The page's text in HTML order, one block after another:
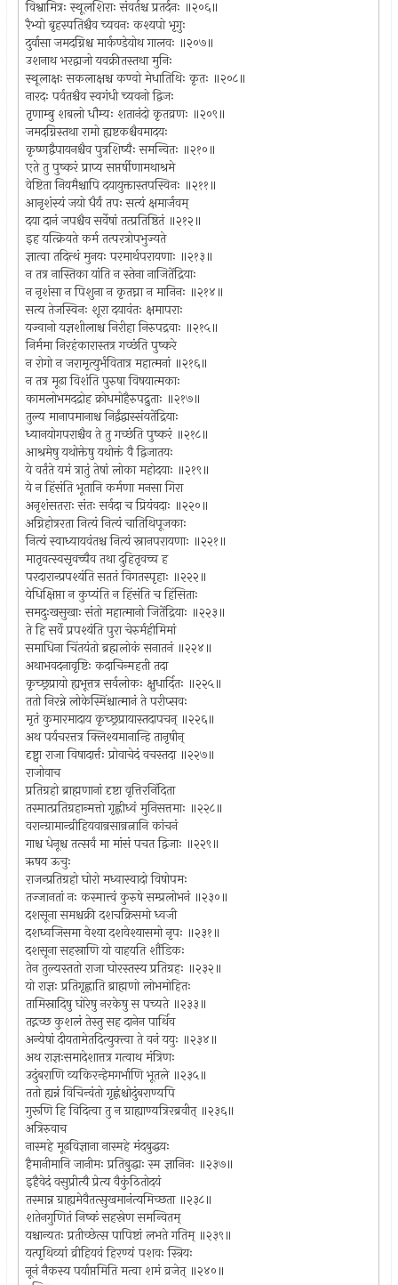
विश्वामित्रः स्थूलशिराः संवर्तश्च प्रतर्दनः ॥२०६॥
रैभ्यो बृहस्पतिश्चैव च्यवनः कश्यपो भृगुः
दुर्वासा जमदग्निश्च मार्कण्डेयोथ गालवः ॥२०७॥
उशनाथ भरद्वाजो यवक्रीतस्तथा मुनिः
स्थूलाक्षः सकलाक्षश्च कण्वो मेधातिथिः कृतः ॥२०८॥
नारदः पर्वतश्चैव स्वगंधी च्यवनो द्विजः
तृणाम्बु शबलो धौम्यः शतानंदो कृतव्रणः ॥२०९॥
जमदग्निस्तथा रामो ह्यष्टकश्चैवमादयः
कृष्णद्वैपायनश्चैव पुत्रशिष्यैः समन्वितः ॥२१०॥
एते तु पुष्करं प्राप्य सप्तर्षीणामथाश्रमे
वेष्टिता नियमैश्चापि दयायुक्तास्तपस्विनः ॥२११॥
आनृशंस्यं जयो धैर्यं तपः सत्यं क्षमार्जवम्
दया दानं जपश्चैव सर्वेषां तत्प्रतिष्ठितं ॥२१२॥
इह यत्क्रियते कर्म तत्परत्रोपभुज्यते
ज्ञात्वा तदित्त्थं मुनयः परमार्थपरायणाः ॥२१३॥
न तत्र नास्तिका यांति न स्तेना नाजितेंद्रियाः
न नृशंसा न पिशुना न कृतघ्ना न मानिनः ॥२१४॥
सत्य तेजस्विनः शूरा दयावंतः क्षमापराः
यज्वानो यज्ञशीलाश्च निरीहा निरुपद्रवाः ॥२१५॥
निर्ममा निरहंकारास्तत्र गच्छंति पुष्करे
न रोगो न जरामृत्युर्भवितात्र महात्मनां ॥२१६॥
न तत्र मूढा विशंति पुरुषा विषयात्मकाः
कामलोभमदद्रोह क्रोधमोहैरुपद्रुताः ॥२१७॥
तुल्य मानापमानाश्च निर्द्वंद्वास्संयतेंद्रियाः
ध्यानयोगपराश्चैव ते तु गच्छंति पुष्करं ॥२१८॥
आश्रमेषु यथोक्तेषु यथोक्तं वै द्विजातयः
ये वर्तंते यमं त्रातुं तेषां लोका महोदयाः ॥२१९॥
ये न हिंसंति भूतानि कर्मणा मनसा गिरा
अनृशंसतराः संतः सर्वदा च प्रियंवदाः ॥२२०॥
अग्निहोत्ररता नित्यं नित्यं चातिथिपूजकाः
नित्यं स्वाध्यायवंतश्च नित्यं स्नानपरायणाः ॥२२१॥
मातृवत्स्वसृवच्चैव तथा दुहितृवच्च ह
परदारान्प्रपश्यंति सततं विगतस्पृहाः ॥२२२॥
येधिक्षिप्ता न कुप्यंति न हिंसंति च हिंसिताः
समदुःखसुखाः संतो महात्मानो जितेंद्रियाः ॥२२३॥
ते हि सर्वे प्रपश्यंति पुरा चेरुर्महीमिमां
समाधिना चिंतयंतो ब्रह्मलोकं सनातनं ॥२२४॥
अथाभवदनावृष्टिः कदाचिन्महती तदा
कृच्छ्रप्रायो ह्यभूत्तत्र सर्वलोकः क्षुधार्दितः ॥२२५॥
ततो निरन्ने लोकेस्मिंश्चात्मानं ते परीप्सवः
मृतं कुमारमादाय कृच्छ्रप्रायास्तदापचन् ॥२२६॥
अथ पर्यचरत्तत्र क्लिश्यमानान्हि तानृषीन्
दृष्ट्वा राजा विषादार्त्तः प्रोवाचेदं वचस्तदा ॥२२७॥
राजोवाच
प्रतिग्रहो ब्राह्मणानां दृष्टा वृत्तिरनिंदिता
तस्मात्प्रतिग्रहान्मत्तो गृह्णीध्वं मुनिसत्तमाः ॥२२८॥
वरान्ग्रामान्व्रीहियवान्रसान्रत्नानि कांचनं
गाश्च धेनूश्च तत्सर्वं मा मांसं पचत द्विजाः ॥२२९॥
ऋषय ऊचुः
राजन्प्रतिग्रहो घोरो मध्वास्वादो विषोपमः
तज्जानतां नः कस्मात्त्वं कुरुषे सम्प्रलोभनं ॥२३०॥
दशसूना समश्चक्री दशचक्रिसमो ध्वजी
दशध्वजिसमा वेश्या दशवेश्यासमो नृपः ॥२३१॥
दशसूना सहस्राणि यो वाहयति शौंडिकः
तेन तुल्यस्ततो राजा घोरस्तस्य प्रतिग्रहः ॥२३२॥
यो राज्ञः प्रतिगृह्णाति ब्राह्मणो लोभमोहितः
तामिस्रादिषु घोरेषु नरकेषु स पच्यते ॥२३३॥
तद्गच्छ कुशलं तेस्तु सह दानेन पार्थिव
अन्येषां दीयतामेतदित्युक्त्वा ते वनं ययुः ॥२३४॥
अथ राज्ञःसमादेशात्तत्र गत्वाथ मंत्रिणः
उदुंबराणि व्यकिरन्हेमगर्भाणि भूतले ॥२३५॥
ततो ह्यन्नं विचिन्वंतो गृह्णंश्चोदुंबराण्यपि
गुरूणि हि विदित्वा तु न ग्राह्याण्यत्रिरब्रवीत् ॥२३६॥
अत्रिरुवाच
नास्महे मूढविज्ञाना नास्महे मंदबुद्धयः
हैमानीमानि जानीमः प्रतिबुद्धाः स्म ज्ञानिनः ॥२३७॥
इहैवेदं वसुप्रीत्यै प्रेत्य वैकुंठितोदयं
तस्मान्न ग्राह्यमेवैतत्सुखमानंत्यमिच्छता ॥२३८॥
शतेनगुणितं निष्कं सहस्रेण समन्वितम्
यश्चान्यतः प्रतीच्छेत्स पापिष्टां लभते गतिम् ॥२३९॥
यत्पृथिव्यां व्रीहियवं हिरण्यं पशवः स्त्रियः
नूनं नैकस्य पर्याप्तमिति मत्वा शमं व्रजेत् ॥२४०॥